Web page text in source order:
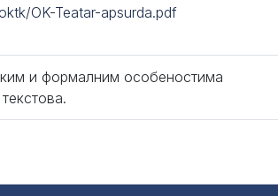
OK-Teatar-apsurda.pdf
и формалним особеностима